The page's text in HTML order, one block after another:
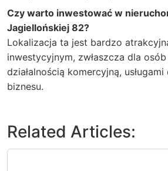
Czy warto inwestować w
Jagiellońskiej 82?
Lokalizacja ta jest bardzo
inwestycyjnym, zwłaszcza dla
działalnością komercyjną,
biznesu.
Related Articles: